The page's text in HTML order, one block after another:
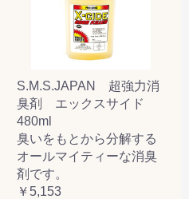
S.M.S.JAPAN 超強力消
臭剤 エックスサイド
480ml
臭いをもとから分解する
オールマイティーな消臭
剤です。
￥5,153